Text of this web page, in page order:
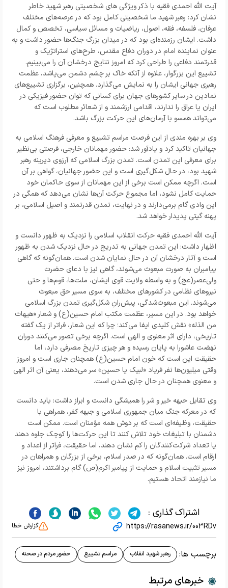
آیت الله احمدی فقیه با ذکر ویژگی های شخصیتی رهبر شهید خاطر
نشان کرد: رهبر شهید ما شخصیتی کامل بود که در عرصه‌های مختلف
عرفان، فلسفه، فقه، اصول، ریاضیات و مسائل سیاسی، تخصص و کمال
داشت. ایشان رزمنده‌ای بود که در میدان بزرگ جنگ‌ها حضور داشت و به
عنوان نماینده امام در دوران دفاع مقدس، طرح‌های استراتژیک و
قدرتمند دفاعی را طراحی کرد که امروز نتایج درخشان آن را می‌بینیم.
تشییع این بزرگوار، علاوه از آنکه خاک بر چشم دشمن می‌پاشد، عظمت
رهبری جهانی ایشان را به نمایش می‌گذارد. همچنین، برگزاری تشییع‌های
نمادین در سایر کشورهای جهان برای کسانی که توان حضور فیزیکی در
ایران یا عراق را ندارند، اقدامی ارزشمند و از شعائر مطلوب است که
می‌تواند همسو با آرمان‌های این حرکت بزرگ باشد.
وی بر بهره مندی از این فرصت مراسم تشییع و معرفی فرهنگ اسلامی به
جهانیان تاکید کرد و یادآور شد: حضور مهمانان خارجی، فرصتی بی‌نظیر
برای معرفی این تمدن است. تمدن بزرگ اسلامی که آرزوی دیرینه رهبر
شهید بود، در حال شکل‌گیری است و این حضور جهانیان، گواهی بر آن
است. اگرچه ممکن است برخی از این مهمانان از سوی حاکمان خود
حمایت کامل نشود، اما مجموع حرکت آن‌ها نشان می‌دهد که همگی در
این وادی گام برمی‌دارند و در نهایت، تمدن قدرتمند و اصیل اسلامی، بر
پهنه گیتی پدیدار خواهد شد.
آیت الله احمدی فقیه حرکت انقلاب اسلامی را نزدیک به ظهور دانست و
اظهار داشت: این تمدن جهانی به تدریج در حال نزدیک شدن به ظهور
است و آثار درخشان آن در حال نمایان شدن است. همان‌گونه که گاهی
پیامبران به صورت مبعوث می‌شوند، گاهی نیز با دعای حضرت
ولی‌عصر(عج) و به واسطه ولایت قوی ایشان، ملت‌ها، قوم‌ها و حتی
نیروهای نظامی در کشورهای مختلف، به سوی مسیر حق مبعوث
می‌شوند. این مبعوث‌شدگی، پیش‌رانِ شکل‌گیری تمدن بزرگ اسلامی
خواهد بود. در این مسیر، عظمت مکتب امام حسین(ع) و شعار «هیهات
من الذله» نقش کلیدی ایفا می‌کند؛ چرا که این شعار، فراتر از یک گفته
تاریخی، دارای اثر معنوی و الهی است. اگرچه برخی تصور می‌کنند دوران
نهضت عاشورا به پایان رسیده و هر چیزی تاریخ مصرفی دارد، اما
حقیقت این است که خون امام حسین(ع) همچنان جاری است و امروز
وقتی میلیون‌ها نفر فریاد «لبیک یا حسین» سر می‌دهند، یعنی آن اثر الهی
و معنوی همچنان در حال جاری شدن است.
وی تقابل حبهه خیر و شر را همیشگی دانست و ابراز داشت: باید دانست
که در معرکه جنگ میان جمهوری اسلامی و جبهه کفر، همراهی با
حقیقت، وظیفه‌ای است که بر دوش همه مؤمنان است. ممکن است
دشمنان با تبلیغات خود تلاش کنند تا این حرکت‌ها را کوچک جلوه دهند
یا تعداد شرکت‌کنندگان را کم نشان دهند، اما حقیقت، فراتر از اعداد و
ارقام است. همان‌گونه که در صدر اسلام، برخی از بزرگان و همراهان در
مسیر تثبیت اسلام و حمایت از پیامبر اکرم(ص) گام برداشتند، امروز نیز
ما نیازمند اتحاد هستیم.
اشتراک گذاری :
https://rasanews.ir/003RDv گزارش خطا
برچسب ها: رهبر شهید انقلاب مراسم تشییع حضور مردم در صحنه
خبرهای مرتبط